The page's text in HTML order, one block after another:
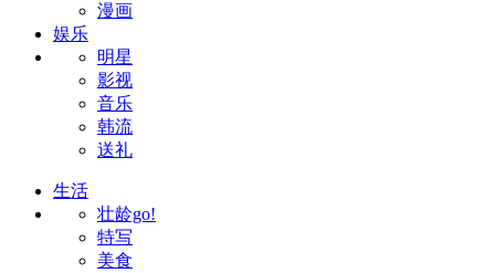
漫画
娱乐
明星
影视
音乐
韩流
送礼
生活
壮龄go!
特写
美食